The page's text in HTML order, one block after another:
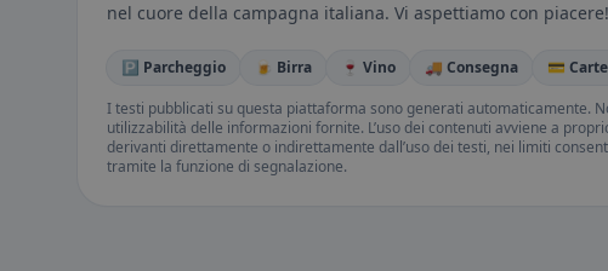
nel cuore della campagna italiana. Vi aspettiamo con piacere!
🅿️ Parcheggio 🍺 Birra 🍷 Vino 🚚 Consegna 💳
I testi pubblicati su questa piattaforma sono generati automaticamente.
utilizzabilità delle informazioni fornite. L’uso dei contenuti avviene a
derivanti direttamente o indirettamente dall’uso dei testi, nei limiti
tramite la funzione di segnalazione.